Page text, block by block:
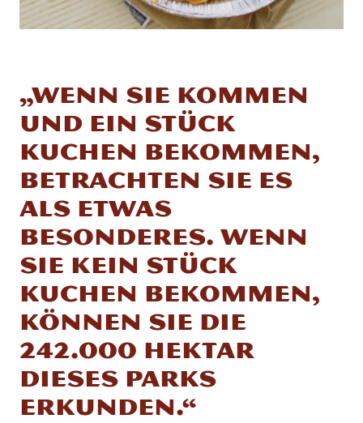
„Wenn Sie kommen
und ein Stück
Kuchen bekommen,
betrachten Sie es
als etwas
Besonderes. Wenn
Sie kein Stück
Kuchen bekommen,
können Sie die
242.000 Hektar
dieses Parks
erkunden.“